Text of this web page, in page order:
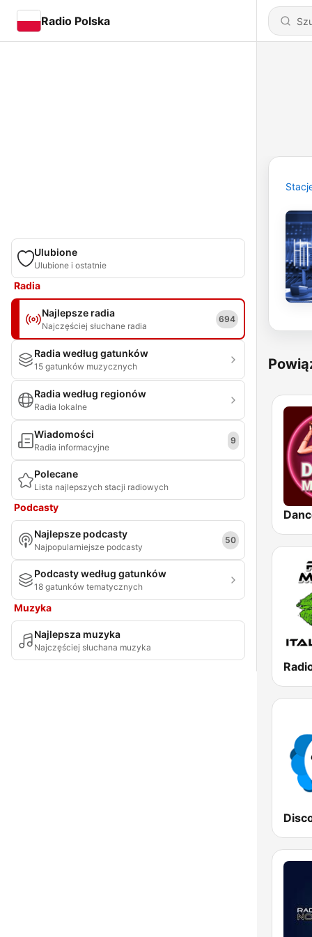
Radio Polska
Ulubione
Ulubione i ostatnie
Radia
Najlepsze radia
Najczęściej słuchane radia
694
Radia według gatunków
15 gatunków muzycznych
Radia według regionów
Radia lokalne
Wiadomości
Radia informacyjne
9
Polecane
Lista najlepszych stacji radiowych
Podcasty
Najlepsze podcasty
Najpopularniejsze podcasty
50
Podcasty według gatunków
18 gatunków tematycznych
Muzyka
Najlepsza muzyka
Najczęściej słuchana muzyka